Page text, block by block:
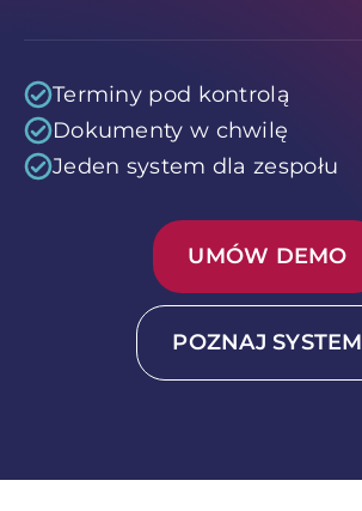
Terminy pod kontrolą
Dokumenty w chwilę
Jeden system dla zespołu
UMÓW DEMO
POZNAJ SYSTEM